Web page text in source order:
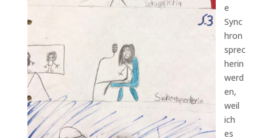
e
Sync
hron
sprec
herin
werd
en,
weil
ich
es